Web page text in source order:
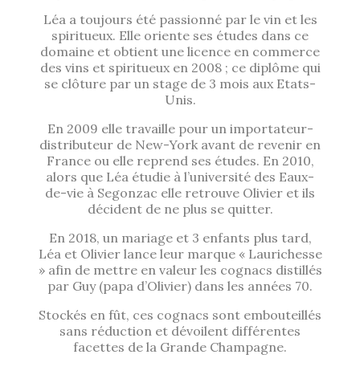
Léa a toujours été passionné par le vin et les
spiritueux. Elle oriente ses études dans ce
domaine et obtient une licence en commerce
des vins et spiritueux en 2008 ; ce diplôme qui
se clôture par un stage de 3 mois aux Etats-
Unis.
En 2009 elle travaille pour un importateur-
distributeur de New-York avant de revenir en
France ou elle reprend ses études. En 2010,
alors que Léa étudie à l’université des Eaux-
de-vie à Segonzac elle retrouve Olivier et ils
décident de ne plus se quitter.
En 2018, un mariage et 3 enfants plus tard,
Léa et Olivier lance leur marque « Laurichesse
» afin de mettre en valeur les cognacs distillés
par Guy (papa d’Olivier) dans les années 70.
Stockés en fût, ces cognacs sont embouteillés
sans réduction et dévoilent différentes
facettes de la Grande Champagne.